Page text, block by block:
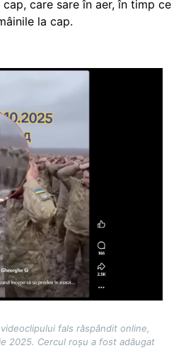
care sare în aer, în timp ce
la cap.
fals răspândit online,
2025. Cercul roșu a fost adăugat